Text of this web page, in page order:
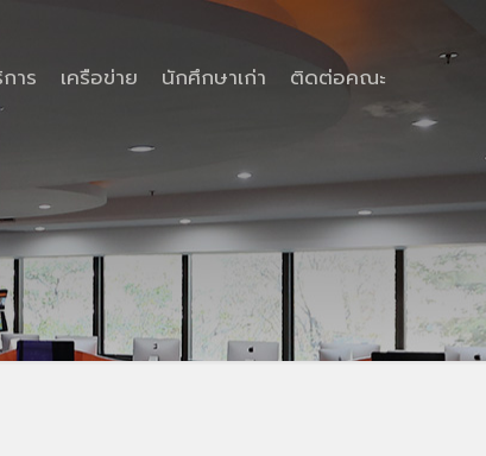
าร เครือข่าย นักศึกษาเก่า ติดต่อคณะ